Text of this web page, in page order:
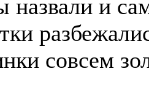
назвали и
совсем